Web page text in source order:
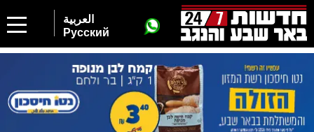
العربية
Русский